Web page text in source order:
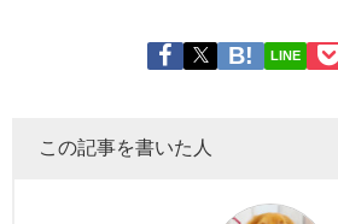
LINE
この記事を書いた人